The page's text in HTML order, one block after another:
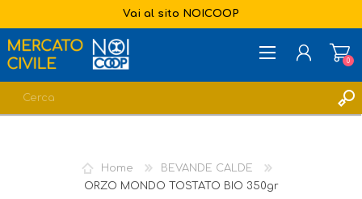
Vai al sito NOICOOP
LISTA DEI DESIDERI
0
Home
BEVANDE CALDE
ORZO MONDO TOSTATO BIO 350gr